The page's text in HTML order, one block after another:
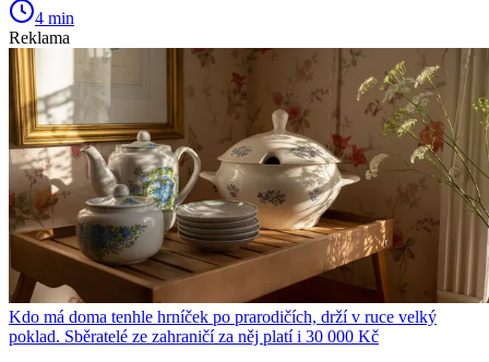
4 min
Reklama
Kdo má doma tenhle hrníček po prarodičích, drží v ruce velký
poklad. Sběratelé ze zahraničí za něj platí i 30 000 Kč